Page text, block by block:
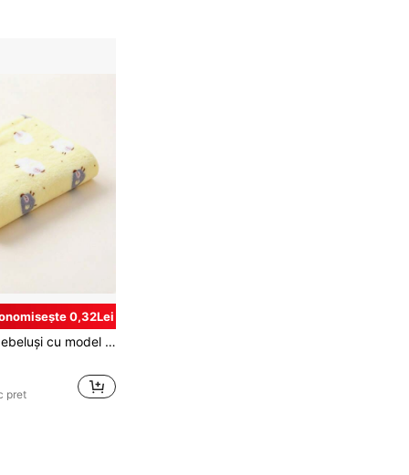
0,32Lei
1 pătură pentru bebeluși cu model de desene animate, pătură moale și confortabilă pentru cărucior, potrivită pentru toate anotimpurile
pret